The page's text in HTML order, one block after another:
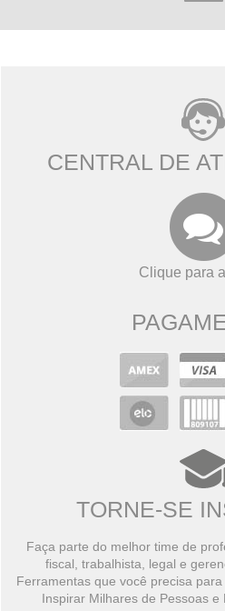
CENTRAL DE
Clique para
TORNE-SE
Faça parte do melhor time de
fiscal, trabalhista, legal e
Ferramentas que você precisa
Inspirar Milhares de Pessoas e